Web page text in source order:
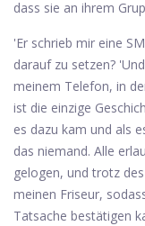
dass sie an ihrem
'Er schrieb mir eine
darauf zu setzen?
meinem Telefon, in
ist die einzige
es dazu kam und als
das niemand. Alle
gelogen, und trotz
meinen Friseur,
Tatsache bestätigen